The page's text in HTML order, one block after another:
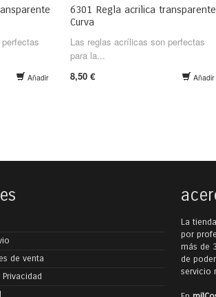
Añadir
6301 Regla acrilica transparente
Curva
Las reglas acrílicas son perfectas
para la...
8,50 €
Añadir
de venta
La
por
más de
de
servicio